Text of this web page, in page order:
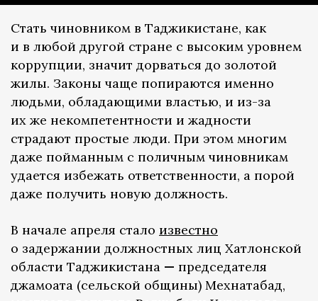
Стать чиновником в Таджикистане, как
и в любой другой стране с высоким уровнем
коррупции, значит дорваться до золотой
жилы. Законы чаще попираются именно
людьми, обладающими властью, и из-за
их же некомпетентности и жадности
страдают простые люди. При этом многим
даже пойманным с поличным чиновникам
удается избежать ответственности, а порой
даже получить новую должность.
В начале апреля стало известно
о задержании должностных лиц Хатлонской
области Таджикистана — председателя
джамоата (сельской общины) Мехнатабад,